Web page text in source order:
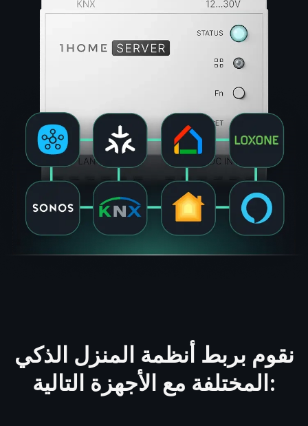
نقوم بربط أنظمة المنزل الذكي
المختلفة مع الأجهزة التالية: